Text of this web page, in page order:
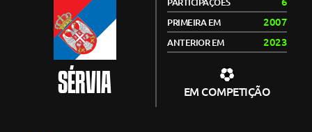
SÉRVIA
PARTICIPAÇÕES
PRIMEIRA EM 2007
ANTERIOR EM 2023
EM COMPETIÇÃO